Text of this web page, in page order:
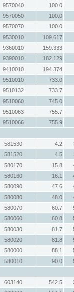
9570040
100.0
9570050
100.0
9570070
100.0
9530010
109.617
9360010
159.333
9390010
182.129
9410010
194.374
9510010
733.0
9510132
733.7
9510060
745.0
9510063
755.7
9510066
755.9
581530 4.2
581520 4.5
580170 15.8
580160 16.1
580090 47.6
580080 48.0
580070 60.7
580060 60.8
580030 81.7
580020 81.8
580000 88.1
580010 90.0
603140 542.5